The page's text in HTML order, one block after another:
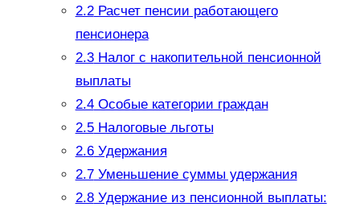
2.2Расчет пенсии работающего
пенсионера
2.3Налог с накопительной пенсионной
выплаты
2.4Особые категории граждан
2.5Налоговые льготы
2.6Удержания
2.7Уменьшение суммы удержания
2.8Удержание из пенсионной выплаты: